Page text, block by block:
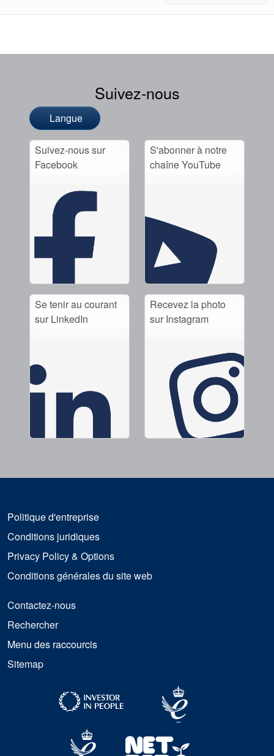
Suivez-nous
Langue
Suivez-nous sur
Facebook
S'abonner à notre
chaîne YouTube
Se tenir au courant
sur LinkedIn
Recevez la photo
sur Instagram
Politique d'entreprise
Conditions juridiques
Privacy Policy & Options
Conditions générales du site web
Contactez-nous
Rechercher
Menu des raccourcis
Sitemap